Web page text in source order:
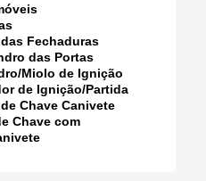
Fechaduras
das Portas
Miolo de Ignição
de Ignição/Partida
Chave Canivete
Chave com